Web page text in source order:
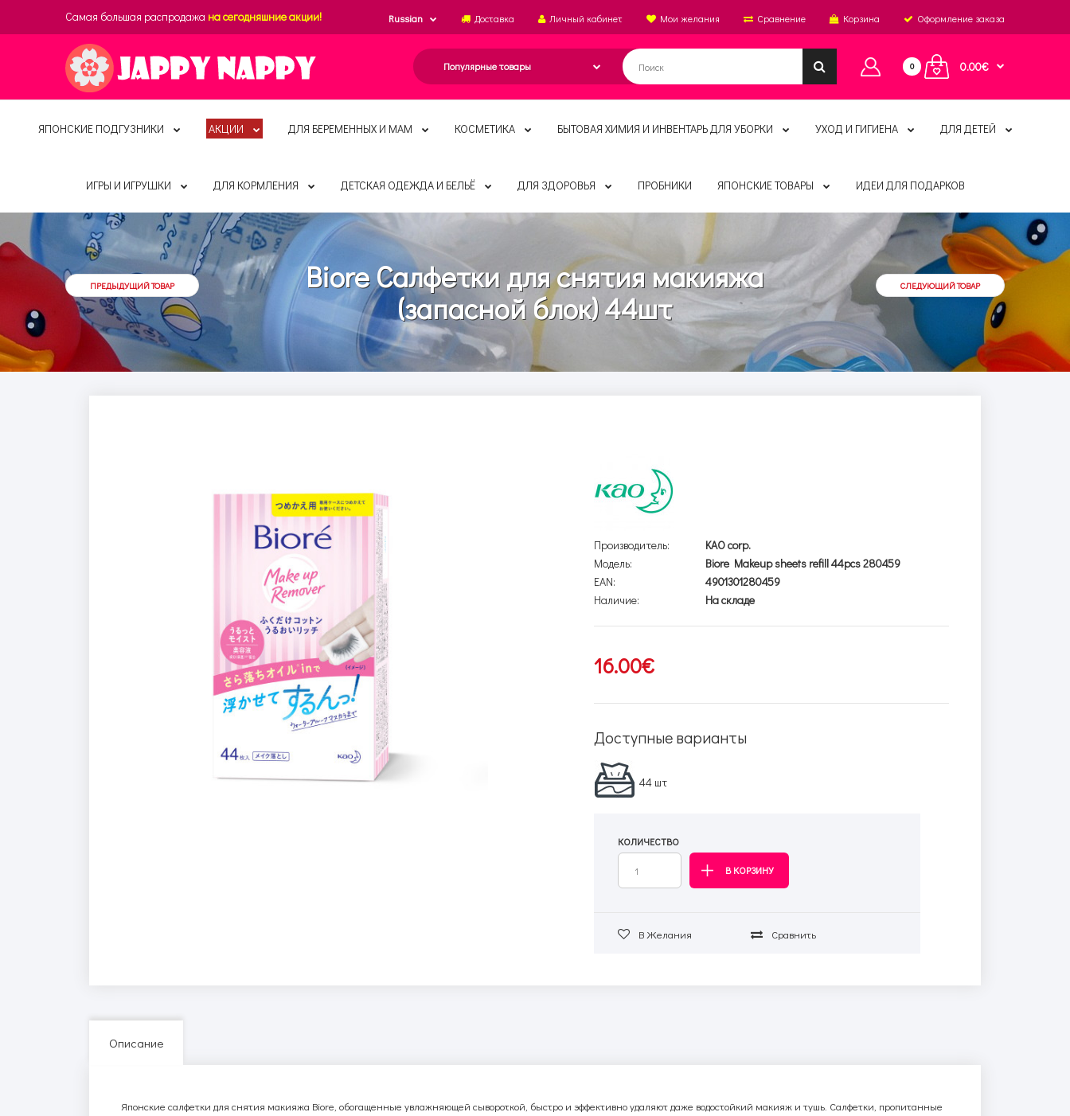
Самая большая распродажа на сегодняшние акции! Russian Доставка Личный кабинет Мои желания Сравнение Корзина Оформление заказа
0 0.00€
ЯПОНСКИЕ ПОДГУЗНИКИ АКЦИИ ДЛЯ БЕРЕМЕННЫХ И МАМ КОСМЕТИКА БЫТОВАЯ ХИМИЯ И ИНВЕНТАРЬ ДЛЯ УБОРКИ УХОД И ГИГИЕНА ДЛЯ ДЕТЕЙ
ИГРЫ И ИГРУШКИ ДЛЯ КОРМЛЕНИЯ ДЕТСКАЯ ОДЕЖДА И БЕЛЬЁ ДЛЯ ЗДОРОВЬЯ ПРОБНИКИ ЯПОНСКИЕ ТОВАРЫ ИДЕИ ДЛЯ ПОДАРКОВ
ПРЕДЫДУЩИЙ ТОВАР
Biore Салфетки для снятия макияжа
(запасной блок) 44шт
СЛЕДУЮЩИЙ ТОВАР
Производитель:
KAO corp.
Модель:
Biore Makeup sheets refill 44pcs 280459
EAN:
4901301280459
Наличие:
На складе
16.00€
Доступные варианты
44 шт
КОЛИЧЕСТВО
В Желания Сравнить
Описание
Японские салфетки для снятия макияжа Biore , обогащенные увлажняющей сывороткой, быстро и эффективно удаляют даже водостойкий макияж и тушь. Салфетки, пропитанные